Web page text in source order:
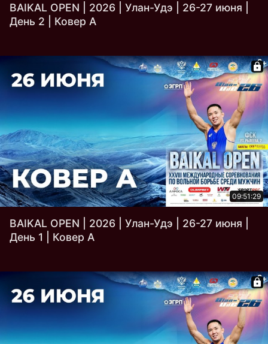
BAIKAL OPEN | 2026 | Улан-Удэ | 26-27 июня |
День 2 | Ковер A
09:51:29
BAIKAL OPEN | 2026 | Улан-Удэ | 26-27 июня |
День 1 | Ковер A